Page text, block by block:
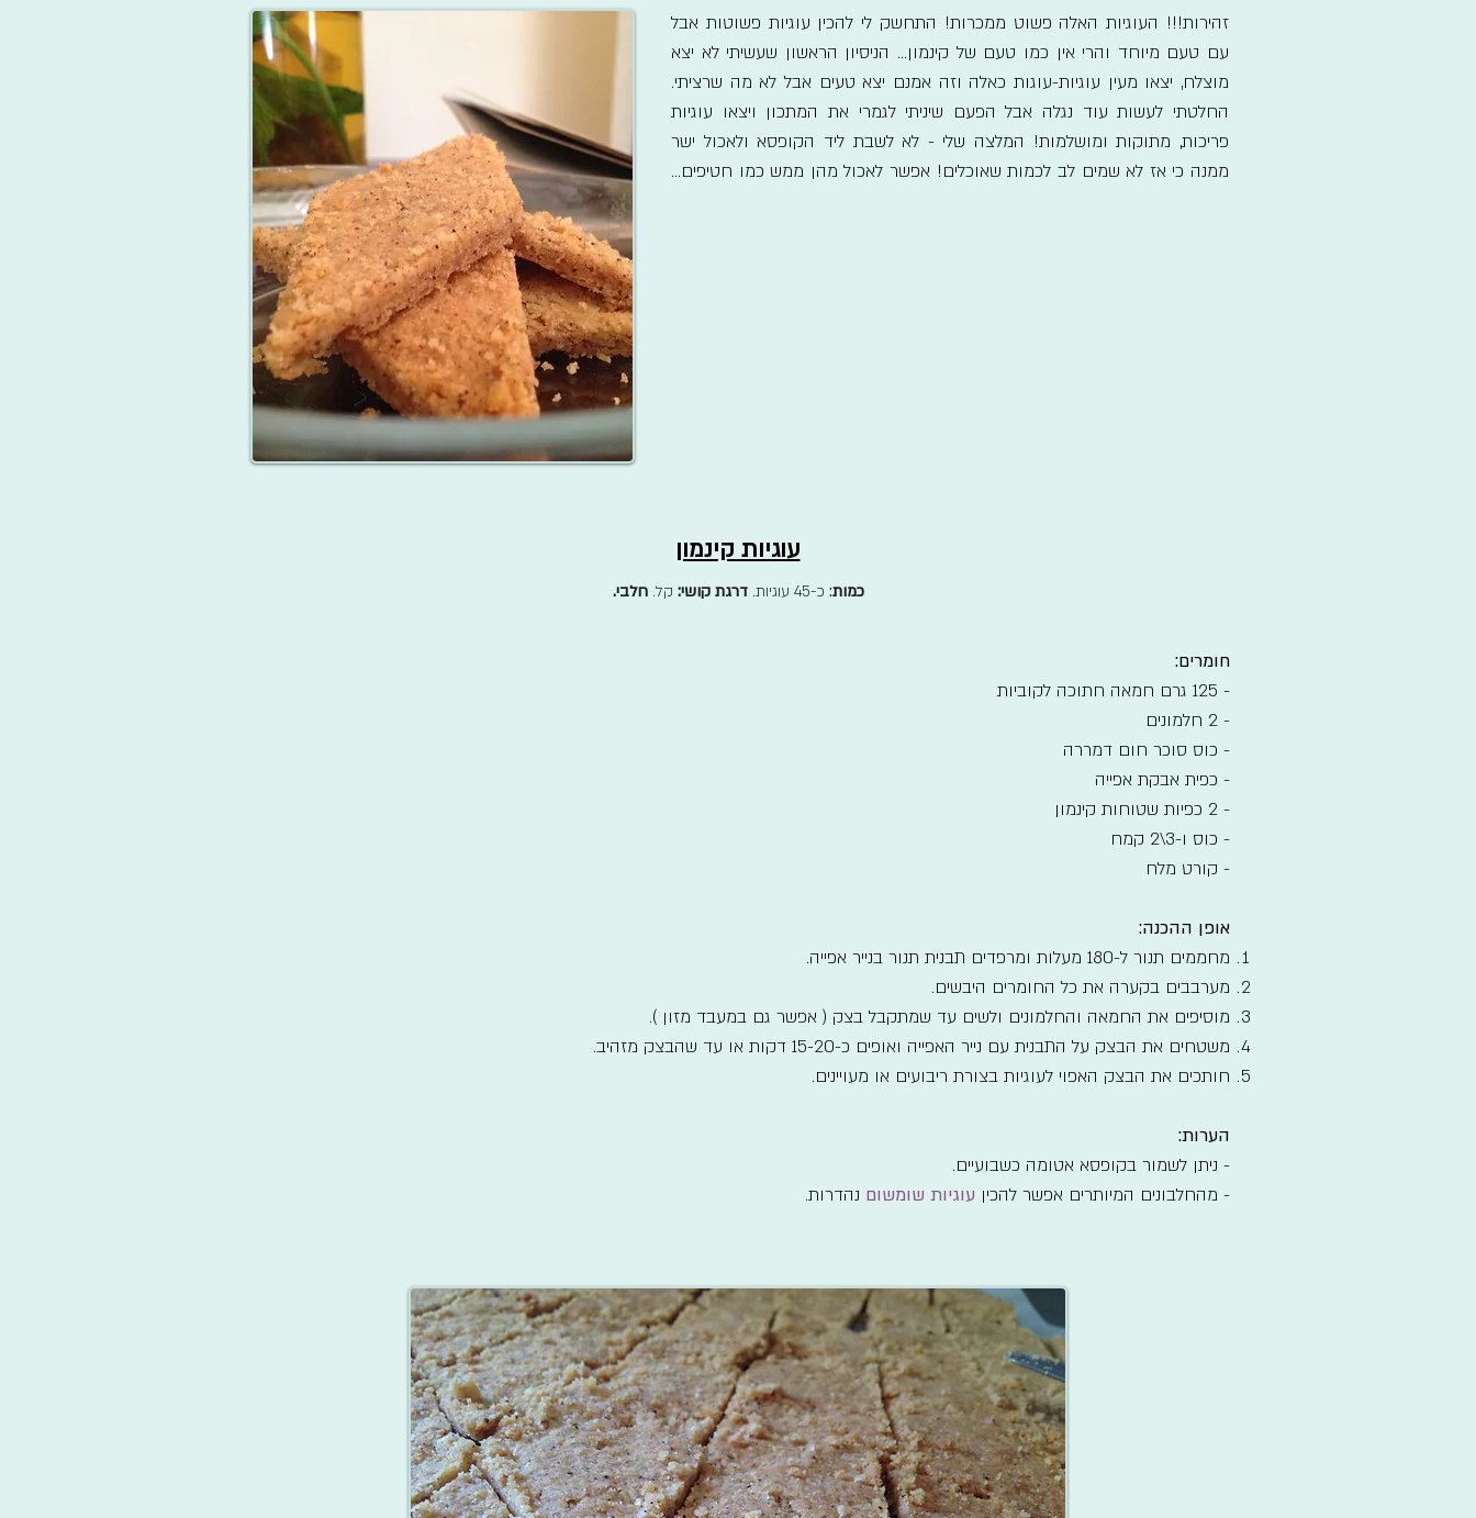
זהירות!!! העוגיות האלה פשוט ממכרות! התחשק לי להכין עוגיות פשוטות אבל
עם טעם מיוחד והרי אין כמו טעם של קינמון... הניסיון הראשון שעשיתי לא יצא
מוצלח, יצאו מעין עוגיות-עוגות כאלה וזה אמנם יצא טעים אבל לא מה שרציתי.
החלטתי לעשות עוד נגלה אבל הפעם שיניתי לגמרי את המתכון ויצאו עוגיות
פריכות, מתוקות ומושלמות! המלצה שלי - לא לשבת ליד הקופסא ולאכול ישר
ממנה כי אז לא שמים לב לכמות שאוכלים! אפשר לאכול מהן ממש כמו חטיפים...
עוגיות קינמון
כמות: כ-45 עוגיות. דרגת קושי: קל. חלבי.
חומרים:
- 125 גרם חמאה חתוכה לקוביות
- 2 חלמונים
- כוס סוכר חום דמררה
- כפית אבקת אפייה
- 2 כפיות שטוחות קינמון
- כוס ו-3\2 קמח
- קורט מלח
אופן ההכנה:
מחממים תנור ל-180 מעלות ומרפדים תבנית תנור בנייר אפייה.
מערבבים בקערה את כל החומרים היבשים.
מוסיפים את החמאה והחלמונים ולשים עד שמתקבל בצק ( אפשר גם במעבד מזון ).
משטחים את הבצק על התבנית עם נייר האפייה ואופים כ-15-20 דקות או עד שהבצק מזהיב.
חותכים את הבצק האפוי לעוגיות בצורת ריבועים או מעויינים.
הערות:
- ניתן לשמור בקופסא אטומה כשבועיים.
- מהחלבונים המיותרים אפשר להכין עוגיות שומשום נהדרות.